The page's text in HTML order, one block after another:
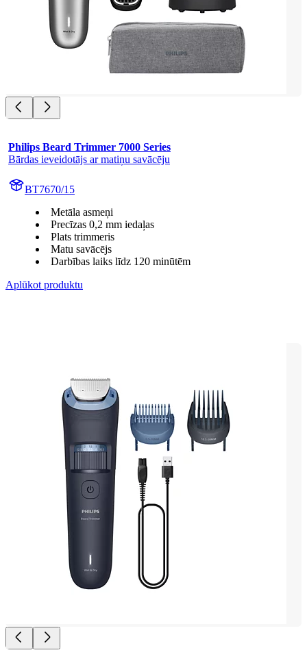
Philips Beard Trimmer 7000 Series
Bārdas ieveidotājs ar matiņu savācēju
BT7670/15
Metāla asmeņi
Precīzas 0,2 mm iedaļas
Plats trimmeris
Matu savācējs
Darbības laiks līdz 120 minūtēm
Aplūkot produktu